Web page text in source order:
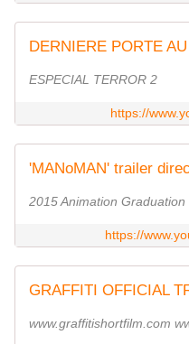
ESPECIAL TERROR 2
https://
'MANoMAN' trailer
2015 Animation Graduation
https://
GRAFFITI OFFICIAL
www.graffitishortfilm.com